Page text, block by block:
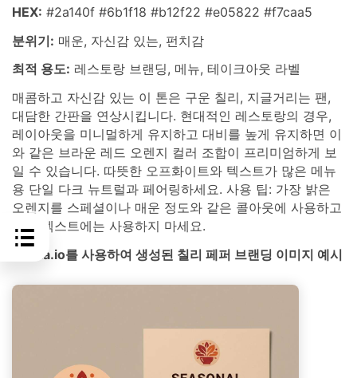
HEX: #2a140f #6b1f18 #b12f22 #e05822 #f7caa5
분위기: 매운, 자신감 있는, 펀치감
최적 용도: 레스토랑 브랜딩, 메뉴, 테이크아웃 라벨
매콤하고 자신감 있는 이 톤은 구운 칠리, 지글거리는 팬,
대담한 간판을 연상시킵니다. 현대적인 레스토랑의 경우,
레이아웃을 미니멀하게 유지하고 대비를 높게 유지하면 이
와 같은 브라운 레드 오렌지 컬러 조합이 프리미엄하게 보
일 수 있습니다. 따뜻한 오프화이트와 텍스트가 많은 메뉴
용 단일 다크 뉴트럴과 페어링하세요. 사용 팁: 가장 밝은
오렌지를 스페셜이나 매운 정도와 같은 콜아웃에 사용하고
본문 텍스트에는 사용하지 마세요.
media.io를 사용하여 생성된 칠리 페퍼 브랜딩 이미지 예시